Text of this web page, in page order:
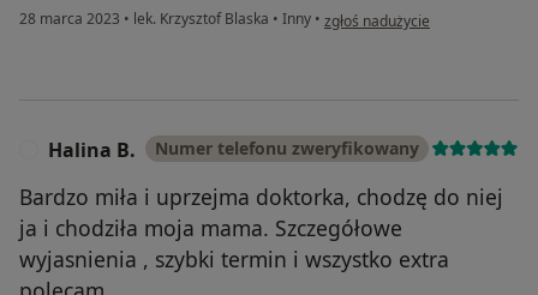
28 marca 2023 • lek. Krzysztof Blaska • Inny • w opinii użytkownika PG
zgłoś nadużycie
Halina B. Numer telefonu zweryfikowany
Bardzo miła i uprzejma doktorka, chodzę do niej
ja i chodziła moja mama. Szczegółowe
wyjasnienia , szybki termin i wszystko extra